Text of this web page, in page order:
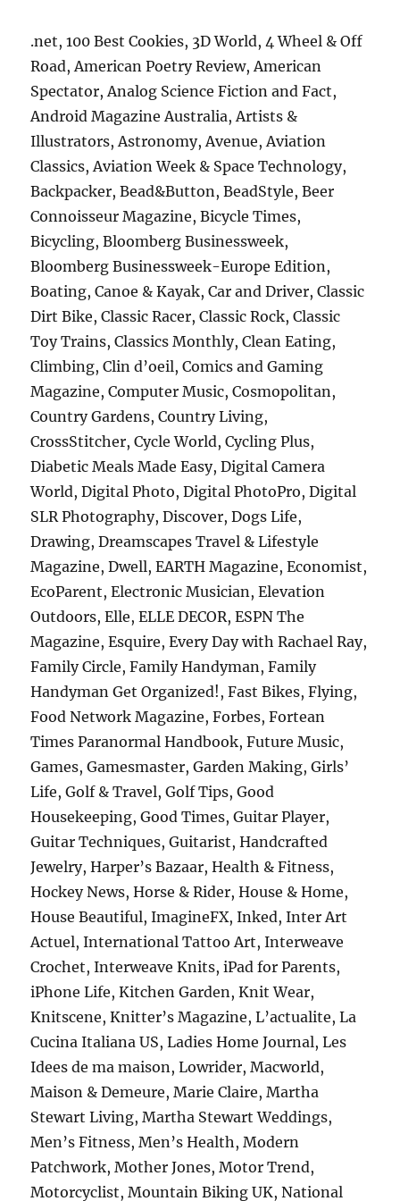
.net, 100 Best Cookies, 3D World, 4 Wheel & Off
Road, American Poetry Review, American
Spectator, Analog Science Fiction and Fact,
Android Magazine Australia, Artists &
Illustrators, Astronomy, Avenue, Aviation
Classics, Aviation Week & Space Technology,
Backpacker, Bead&Button, BeadStyle, Beer
Connoisseur Magazine, Bicycle Times,
Bicycling, Bloomberg Businessweek,
Bloomberg Businessweek-Europe Edition,
Boating, Canoe & Kayak, Car and Driver, Classic
Dirt Bike, Classic Racer, Classic Rock, Classic
Toy Trains, Classics Monthly, Clean Eating,
Climbing, Clin d’oeil, Comics and Gaming
Magazine, Computer Music, Cosmopolitan,
Country Gardens, Country Living,
CrossStitcher, Cycle World, Cycling Plus,
Diabetic Meals Made Easy, Digital Camera
World, Digital Photo, Digital PhotoPro, Digital
SLR Photography, Discover, Dogs Life,
Drawing, Dreamscapes Travel & Lifestyle
Magazine, Dwell, EARTH Magazine, Economist,
EcoParent, Electronic Musician, Elevation
Outdoors, Elle, ELLE DECOR, ESPN The
Magazine, Esquire, Every Day with Rachael Ray,
Family Circle, Family Handyman, Family
Handyman Get Organized!, Fast Bikes, Flying,
Food Network Magazine, Forbes, Fortean
Times Paranormal Handbook, Future Music,
Games, Gamesmaster, Garden Making, Girls’
Life, Golf & Travel, Golf Tips, Good
Housekeeping, Good Times, Guitar Player,
Guitar Techniques, Guitarist, Handcrafted
Jewelry, Harper’s Bazaar, Health & Fitness,
Hockey News, Horse & Rider, House & Home,
House Beautiful, ImagineFX, Inked, Inter Art
Actuel, International Tattoo Art, Interweave
Crochet, Interweave Knits, iPad for Parents,
iPhone Life, Kitchen Garden, Knit Wear,
Knitscene, Knitter’s Magazine, L’actualite, La
Cucina Italiana US, Ladies Home Journal, Les
Idees de ma maison, Lowrider, Macworld,
Maison & Demeure, Marie Claire, Martha
Stewart Living, Martha Stewart Weddings,
Men’s Fitness, Men’s Health, Modern
Patchwork, Mother Jones, Motor Trend,
Motorcyclist, Mountain Biking UK, National